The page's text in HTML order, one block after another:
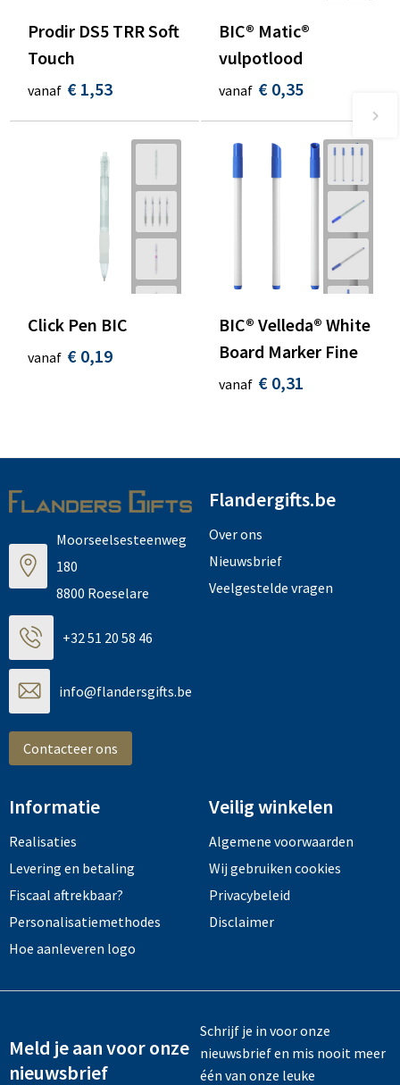
Prodir DS5 TRR Soft
Touch
vanaf € 1,53
BIC® Matic®
vulpotlood
vanaf € 0,35
Click Pen BIC
vanaf € 0,19
BIC® Velleda® White
Board Marker Fine
vanaf € 0,31
Moorseelsesteenweg
180
8800 Roeselare
+32 51 20 58 46
info@flandersgifts.be
Contacteer ons
Flandergifts.be
Over ons
Nieuwsbrief
Veelgestelde vragen
Informatie
Realisaties
Levering en betaling
Fiscaal aftrekbaar?
Personalisatiemethodes
Hoe aanleveren logo
Veilig winkelen
Algemene voorwaarden
Wij gebruiken cookies
Privacybeleid
Disclaimer
Meld je aan voor onze
nieuwsbrief
Schrijf je in voor onze
nieuwsbrief en mis nooit meer
één van onze leuke